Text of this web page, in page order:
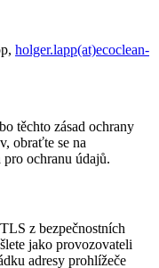
holger.lapp(at)ecoclean-
těchto zásad ochrany
obraťte se na
ochranu údajů.
z bezpečnostních
jako provozovateli
adresy prohlížeče